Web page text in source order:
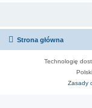
Strona główna
Technologię
Zasady